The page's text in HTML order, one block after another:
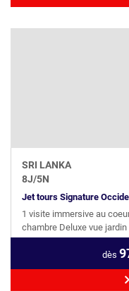
SRI LANKA
8J/5N
Jet tours Signature
1 visite immersive au
chambre Deluxe vue
dès